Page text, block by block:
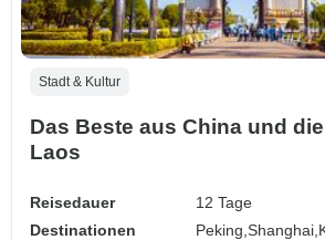
Stadt & Kultur
Das Beste aus China und
Laos
Reisedauer
12 Tage
Destinationen
Peking,Shanghai,